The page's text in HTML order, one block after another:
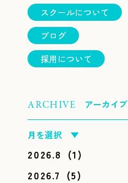
スクールについて
ブログ
採用について
ARCHIVE アーカイブ
月を選択 ▼
2026.8 (1)
2026.7 (5)